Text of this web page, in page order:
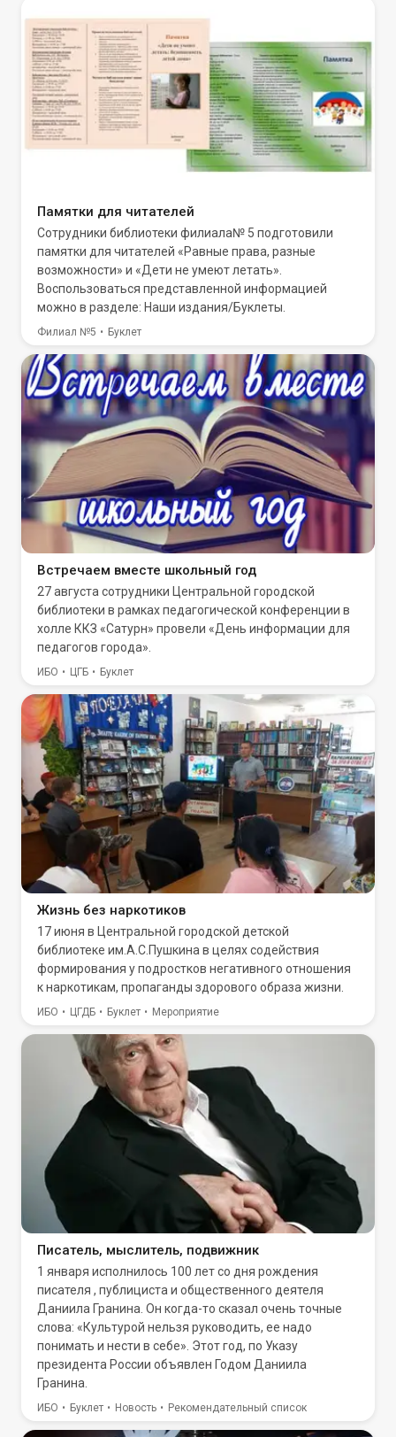
Памятки для читателей
Сотрудники библиотеки филиала№ 5 подготовили
памятки для читателей «Равные права, разные
возможности» и «Дети не умеют летать».
Воспользоваться представленной информацией
можно в разделе: Наши издания/Буклеты.
Филиал №5 Буклет
Встречаем вместе школьный год
27 августа сотрудники Центральной городской
библиотеки в рамках педагогической конференции в
холле ККЗ «Сатурн» провели «День информации для
педагогов города».
ИБО ЦГБ Буклет
Жизнь без наркотиков
17 июня в Центральной городской детской
библиотеке им.А.С.Пушкина в целях содействия
формирования у подростков негативного отношения
к наркотикам, пропаганды здорового образа жизни.
ИБО ЦГДБ Буклет Мероприятие
Писатель, мыслитель, подвижник
1 января исполнилось 100 лет со дня рождения
писателя , публициста и общественного деятеля
Даниила Гранина. Он когда-то сказал очень точные
слова: «Культурой нельзя руководить, ее надо
понимать и нести в себе». Этот год, по Указу
президента России объявлен Годом Даниила
Гранина.
ИБО Буклет Новость Рекомендательный список